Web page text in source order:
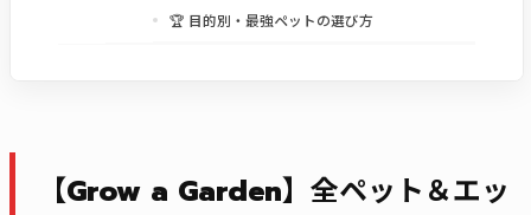
🏆 目的別・最強ペットの選び方
【Grow a Garden】全ペット＆エッ